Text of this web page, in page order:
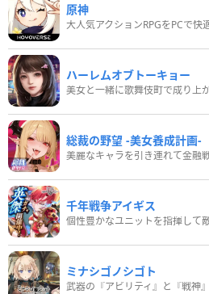
原神
大人気アクションRPGをPCで快
ハーレムオブトーキョー
美女と一緒に歌舞伎町で成り上
総裁の野望 -美女養成計画-
美麗なキャラを引き連れて金融
千年戦争アイギス
個性豊かなユニットを指揮して
ミナシゴノシゴト